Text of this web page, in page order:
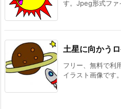
す。Jpeg形式ファ
土星に向かう
フリー、無料で利
イラスト画像です